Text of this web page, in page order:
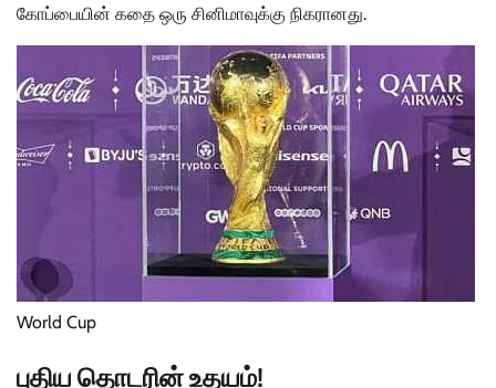
கோப்பையின் கதை ஒரு சினிமாவுக்கு நிகரானது.
World Cup
புதிய தொடரின் உதயம்!